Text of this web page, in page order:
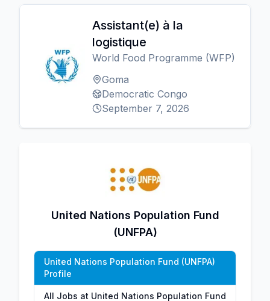
Assistant(e) à la
logistique
World Food Programme (WFP)
Goma
Democratic Congo
September 7, 2026
United Nations Population Fund
(UNFPA)
United Nations Population Fund (UNFPA)
Profile
All Jobs at United Nations Population Fund